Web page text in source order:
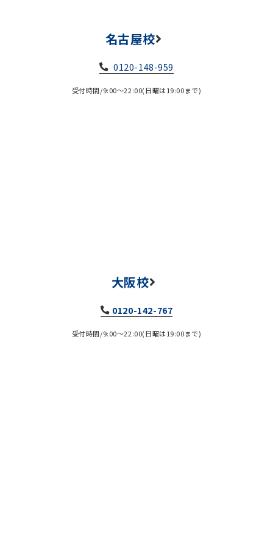
名古屋校
0120-148-959
受付時間/9:00～22:00(日曜は19:00まで)
大阪校
0120-142-767
受付時間/9:00～22:00(日曜は19:00まで)